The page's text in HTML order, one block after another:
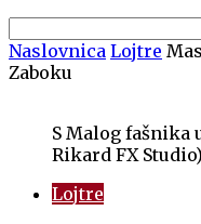
Naslovnica Lojtre
Zaboku
S Malog fašnika
Rikard FX Studio)
Lojtre